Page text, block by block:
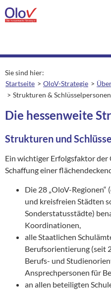
Zum Inhalt springen
Menü
Sie sind hier:
Startseite
OloV-Strategie
aktuelle Seite:
Strukturen & Schlüsselpersonen
Die hessenweite
Strukturen und
Ein wichtiger Erfolgsfaktor
Schaffung einer
Die 28 „OloV-Regionen“
und kreisfreien Städten
Sonderstatusstädte)
Koordinationen,
alle Staatlichen
Berufsorientierung (seit
Berufs- und
Ansprechpersonen für
an allen beteiligten